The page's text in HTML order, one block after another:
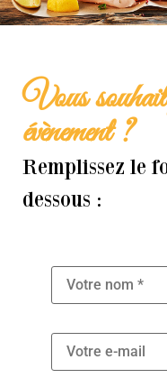
Vous
évènement ?
Remplissez le
dessous :